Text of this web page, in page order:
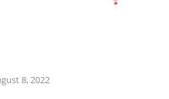
8, 2022